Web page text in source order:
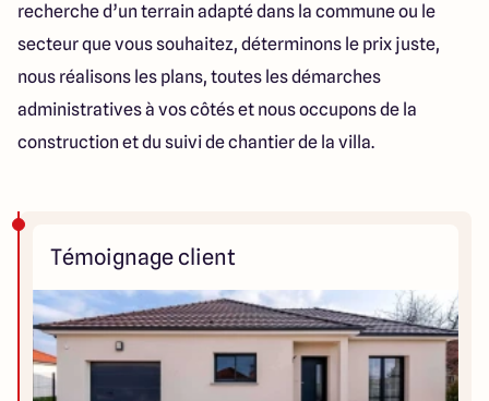
recherche d’un terrain adapté dans la commune ou le
secteur que vous souhaitez, déterminons le prix juste,
nous réalisons les plans, toutes les démarches
administratives à vos côtés et nous occupons de la
construction et du suivi de chantier de la villa.
Témoignage client